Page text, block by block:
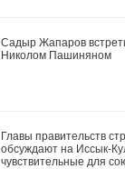
Садыр Жапаров
Николом Пашиняном
Главы правительств
обсуждают на Иссык-
чувствительные для